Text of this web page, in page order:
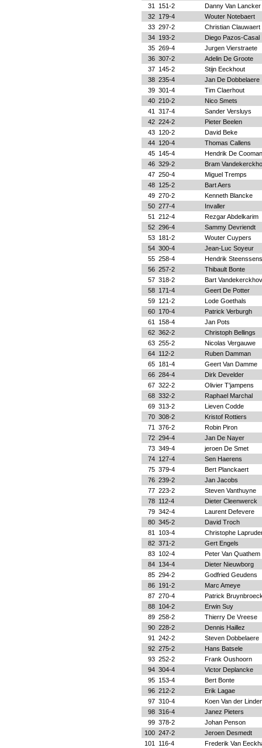
31
151-2
Danny Van Lancker
32
179-4
Wouter Notebaert
33 297-2
Christian Clauwaert
34
193-2
Diego Pazos-Casal
35 269-4
Jurgen Vierstraete
36 307-2
Adelin De Groote
37
145-2
Stijn Eeckhout
38 235-4
Jan De Dobbelaere
39 301-4
Tim Claerhout
40 210-2
Nico Smets
41
317-4
Sander Versluys
42 224-2
Pieter Beelen
43
120-2
David Beke
44
120-4
Thomas Callens
45
145-4
Hendrik De Cooman
46 329-2
Bram
47 250-4
Miguel Tremps
48
125-2
Bart Aers
49 270-2
Kenneth Blancke
50 277-4
Invaller
51
212-4
Rezgar Abdelkarim
52 296-4
Sammy Devriendt
53
181-2
Wouter Cuypers
54 300-4
Jean-Luc Soyeur
55 258-4
Hendrik Steenssens
56 257-2
Thibault Bonte
57 318-2
Bart
58
171-4
Geert De Potter
59
121-2
Lode Goethals
60
170-4
Patrick Verburgh
61
158-4
Jan Pots
62 362-2
Christoph Bellings
63 255-2
Nicolas Vergauwe
64
112-2
Ruben Damman
65
181-4
Geert Van Damme
66 284-4
Dirk Develder
67 322-2
Olivier T'jampens
68 332-2
Raphael Marchal
69 313-2
Lieven Codde
70 308-2
Kristof Rottiers
71
376-2
Robin Piron
72 294-4
Jan De Nayer
73 349-4
jeroen De Smet
74
127-4
Sen Haerens
75 379-4
Bert Planckaert
76 239-2
Jan Jacobs
77 223-2
Steven Vanthuyne
78
112-4
Dieter Cleenwerck
79 342-4
Laurent Defevere
80 345-2
David Troch
81
103-4
Christophe
82 371-2
Gert Engels
83
102-4
Peter Van Quathem
84
134-4
Dieter Nieuwborg
85 294-2
Godfried Geudens
86
191-2
Marc Ameye
87 270-4
Patrick
88
104-2
Erwin Suy
89 258-2
Thierry De Vreese
90 228-2
Dennis Haillez
91
242-2
Steven Dobbelaere
92 275-2
Hans Batsele
93 252-2
Frank Oushoorn
94 304-4
Victor Deplancke
95
153-4
Bert Bonte
96 212-2
Erik Lagae
97 310-4
Koen Van der
98 316-4
Janez Pieters
99 378-2
Johan Penson
100 247-2
Jeroen Desmedt
101
116-4
Frederik Van